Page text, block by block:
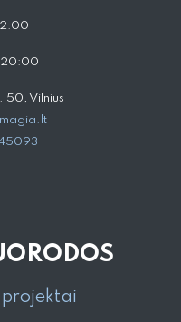
20:00
50, Vilnius